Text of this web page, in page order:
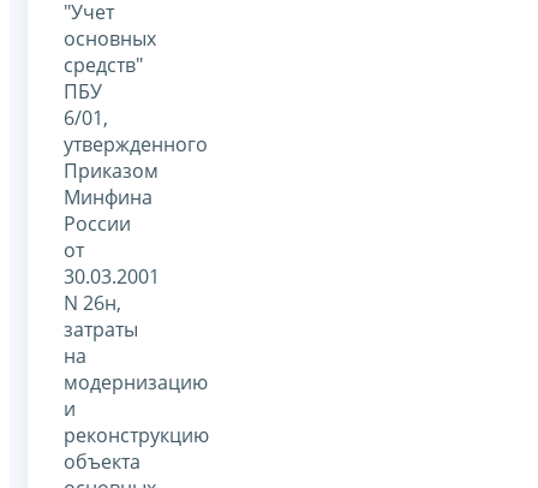
"Учет
основных
средств"
ПБУ
6/01,
утвержденного
Приказом
Минфина
России
от
30.03.2001
N 26н,
затраты
на
модернизацию
и
реконструкцию
объекта